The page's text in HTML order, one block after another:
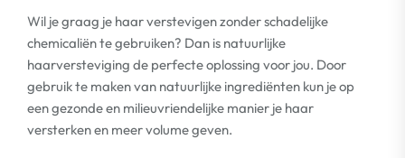
Wil je graag je haar verstevigen zonder schadelijke
chemicaliën te gebruiken? Dan is natuurlijke
haarversteviging de perfecte oplossing voor jou. Door
gebruik te maken van natuurlijke ingrediënten kun je op
een gezonde en milieuvriendelijke manier je haar
versterken en meer volume geven.